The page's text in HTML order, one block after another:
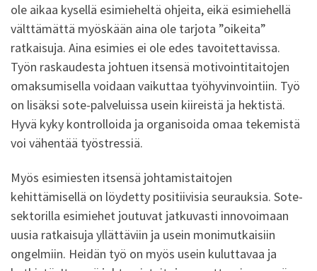
ole aikaa kysellä esimieheltä ohjeita, eikä esimiehellä
välttämättä myöskään aina ole tarjota ”oikeita”
ratkaisuja. Aina esimies ei ole edes tavoitettavissa.
Työn raskaudesta johtuen itsensä motivointitaitojen
omaksumisella voidaan vaikuttaa työhyvinvointiin. Työ
on lisäksi sote-palveluissa usein kiireistä ja hektistä.
Hyvä kyky kontrolloida ja organisoida omaa tekemistä
voi vähentää työstressiä.
Myös esimiesten itsensä johtamistaitojen
kehittämisellä on löydetty positiivisia seurauksia. Sote-
sektorilla esimiehet joutuvat jatkuvasti innovoimaan
uusia ratkaisuja yllättäviin ja usein monimutkaisiin
ongelmiin. Heidän työ on myös usein kuluttavaa ja